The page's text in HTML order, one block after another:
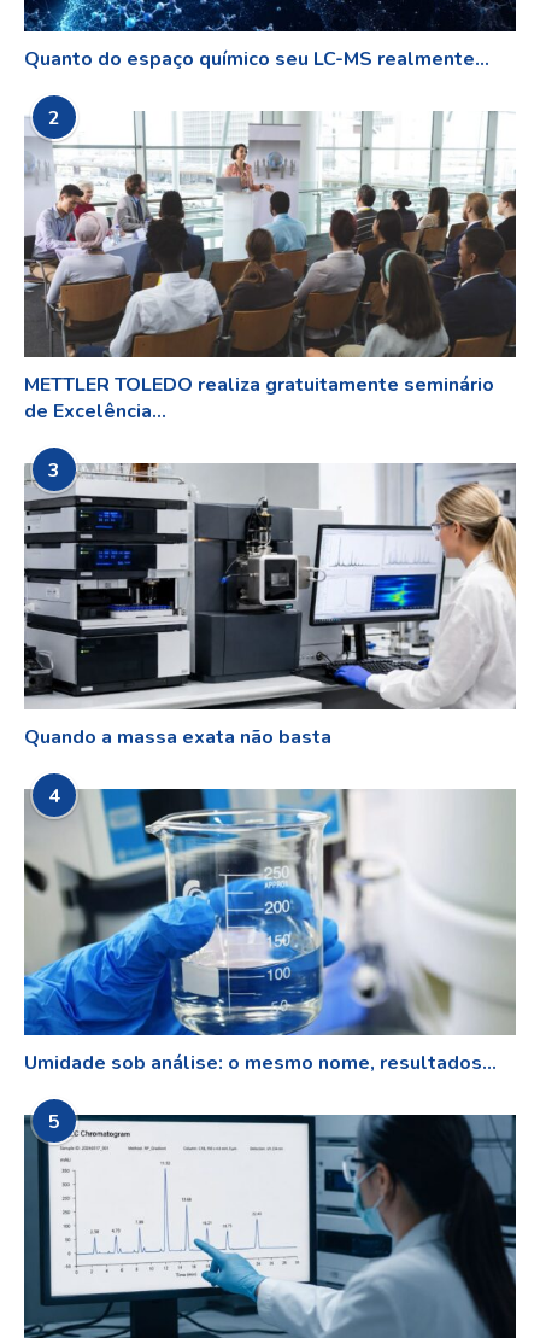
Quanto do espaço químico seu LC-MS realmente...
2
METTLER TOLEDO realiza gratuitamente seminário
de Excelência...
3
Quando a massa exata não basta
4
Umidade sob análise: o mesmo nome, resultados...
5